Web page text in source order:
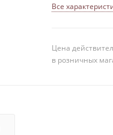
Все
Цена
в розничных